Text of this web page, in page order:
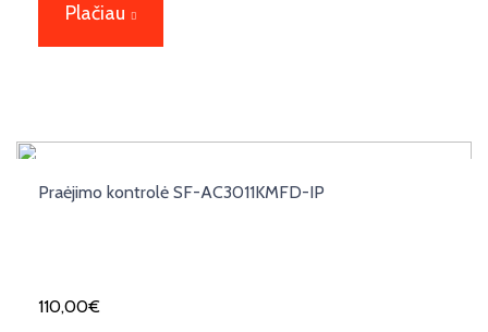
Plačiau
Praėjimo kontrolė SF-AC3011KMFD-IP
110,00€